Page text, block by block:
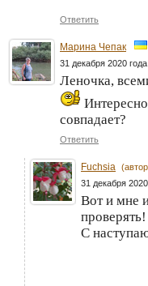
Ответить
Марина Чепак
31 декабря 2020
Леночка,
совпадает?
Ответить
Fuchsia
31 декабря
Вот и мне
проверять!
С